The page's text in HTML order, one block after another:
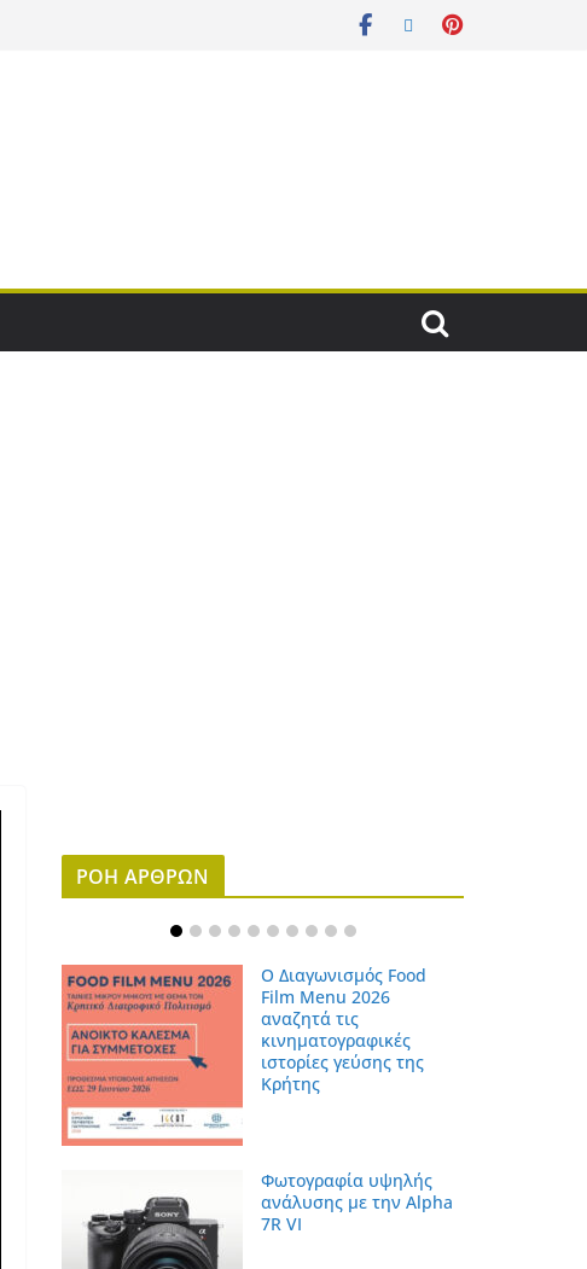
ΡΟΗ ΑΡΘΡΩΝ
Ο Διαγωνισμός Food
Film Menu 2026
αναζητά τις
κινηματογραφικές
ιστορίες γεύσης της
Κρήτης
Φωτογραφία υψηλής
ανάλυσης με την Alpha
7R VI